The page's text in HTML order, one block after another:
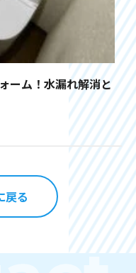
ーム！水漏れ解消と
戻る